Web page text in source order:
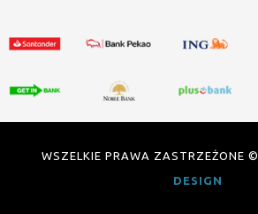
WSZELKIE PRAWA ZASTRZEŻONE ©
DESIGN